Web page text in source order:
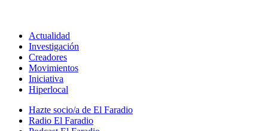
Actualidad
Investigación
Creadores
Movimientos
Iniciativa
Hiperlocal
Hazte socio/a de El Faradio
Radio El Faradio